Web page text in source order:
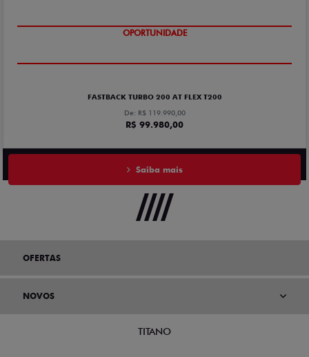
OPORTUNIDADE
FASTBACK TURBO 200 AT FLEX T200
De: R$ 119.990,00
R$ 99.980,00
Saiba mais
OFERTAS
NOVOS
TITANO